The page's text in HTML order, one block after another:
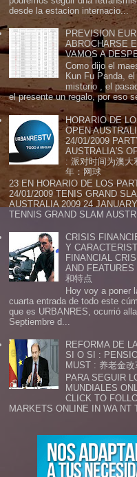
desde la estacion internacio...
PREVISION
ABROCHARSE
VAMOS A
Como dijo el
Kun Fu Panda,
misterio , el
el presente un regalo, por eso
HORARIO DE
OPEN
24/01/2009
AUSTRALIA'S
: 派对时间为澳大
年：网球
23 EN HORARIO DE LOS
24/01/2009 TENIS GRAND
AUSTRALIA 2009 24
TENNIS GRAND SLAM
CRISIS
Y
FINANCIAL
AND
和特点
Hoy voy a poner
cuarta entrada de todo este
que es URBANRES, ocurrió
Septiembre d...
REFORMA DE
SI O SI :
MUST : 养老金
PARA SEGUIR
MUNDIALES
CLICK TO
MARKETS ONLINE IN WA NT